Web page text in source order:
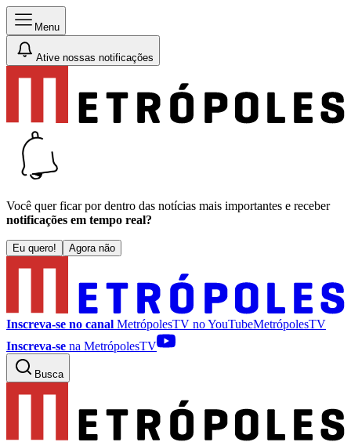
Menu
Ative nossas notificações
Você quer ficar por dentro das notícias mais importantes e receber
notificações em tempo real?
Eu quero! Agora não
Inscreva-se no canal MetrópolesTV noYouTubeMetrópolesTV
Inscreva-se na MetrópolesTV
Busca